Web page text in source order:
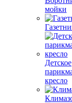
мойки
Детское
кресло